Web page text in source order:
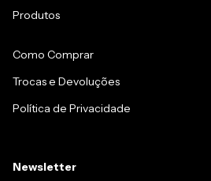
Produtos
Como Comprar
Trocas e Devoluções
Política de Privacidade
Newsletter